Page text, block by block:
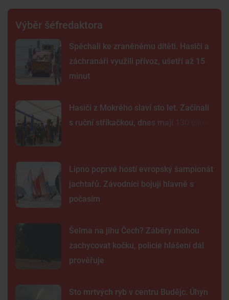
Výběr šéfredaktora
Spěchali ke zraněnému dítěti. Hasiči a
záchranáři využili přívoz, ušetří až 15
minut
Hasiči z Mokrého slaví sto let. Začínali
s ruční stříkačkou, dnes mají 130 členů
Lipno poprvé hostí evropský šampionát
jachtařů. Závodníci bojují hlavně s
počasím
Šelma na jihu Čech? Záběry mohou
zachycovat kočku, policie hlášení dál
prověřuje
Sto mrtvých ryb v centru Budějc. Úhyn